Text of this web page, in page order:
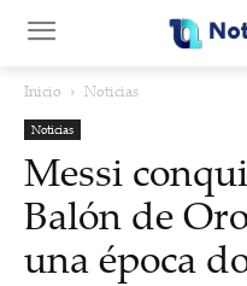
Inicio Noticias
Noticias
Messi
Balón de
una época